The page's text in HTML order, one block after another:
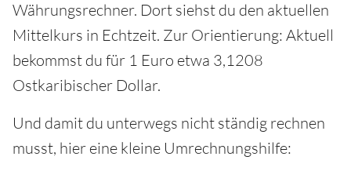
Währungsrechner. Dort siehst du den aktuellen
Mittelkurs in Echtzeit. Zur Orientierung: Aktuell
bekommst du für 1 Euro etwa 3,1208
Ostkaribischer Dollar.
Und damit du unterwegs nicht ständig rechnen
musst, hier eine kleine Umrechnungshilfe: